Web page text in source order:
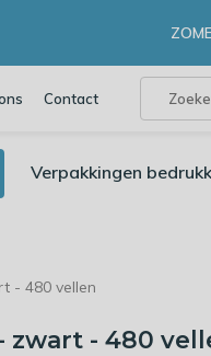
Contact
Verpakkingen
- 480 vellen
zwart - 480